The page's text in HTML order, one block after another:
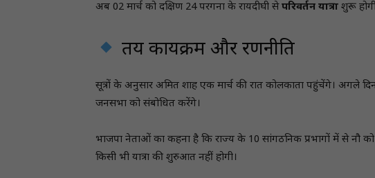
अब 02 मार्च को दक्षिण 24 परगना के रायदीघी सेपरिवर्तन यात्रा शुरू
तय कार्यक्रम और रणनीति
सूत्रों के अनुसार अमित शाह एक मार्च की रात कोलकाता पहुंचेंगे। अगले
जनसभा को संबोधित करेंगे।
भाजपा नेताओं का कहना है कि राज्य के 10 सांगठनिक प्रभागों में से नौ को
किसी भी यात्रा की शुरुआत नहीं होगी।